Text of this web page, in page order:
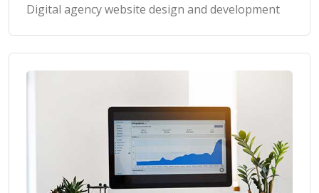
Digital agency website design and development